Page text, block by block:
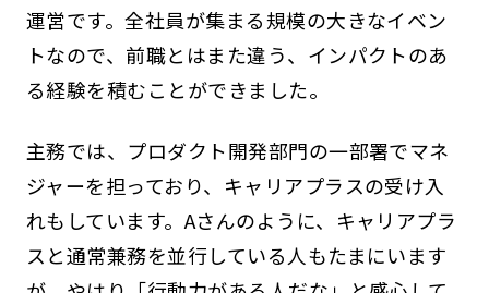
運営です。全社員が集まる規模の大きなイベン
トなので、前職とはまた違う、インパクトのあ
る経験を積むことができました。
主務では、プロダクト開発部門の一部署でマネ
ジャーを担っており、キャリアプラスの受け入
れもしています。Aさんのように、キャリアプラ
スと通常兼務を並行している人もたまにいます